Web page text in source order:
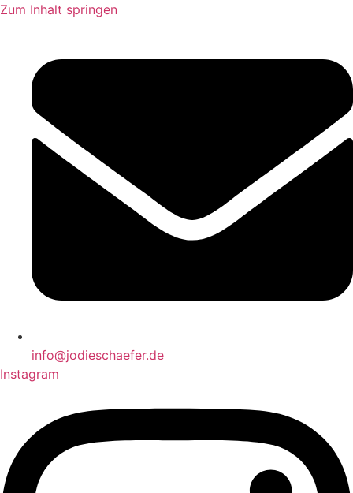
Zum Inhalt springen
info@jodieschaefer.de
Instagram